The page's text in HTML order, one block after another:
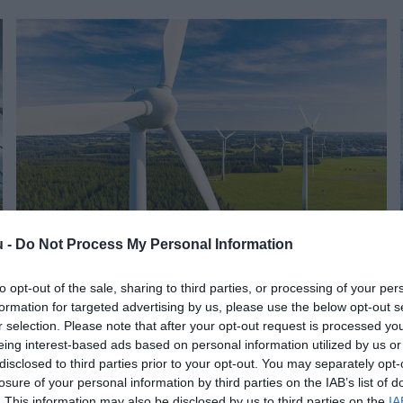
- Do Not Process My Personal Information
opt-out of the sale, sharing to third parties, or processing of your
for targeted advertising by us, please use the below opt-out
selection. Please note that after your opt-out request is processed
interest-based ads based on personal information utilized by us
to third parties prior to your opt-out. You may separately
of your personal information by third parties on the IAB’s list of
Szeles, száraz napok jönnek
Április első hetében jellemzően száraz, napos-felhős idő várható.
A szél gyakran lesz erős. A hét közepén a hőmérséklet